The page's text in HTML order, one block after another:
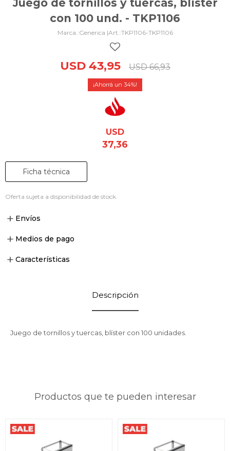
Juego de tornillos y tuercas, blíster
con 100 und. - TKP1106
Generica | TKP1106-TKP1106
USD 43,95 USD 66,93
34
USD
37,36
Ficha técnica
Oferta sujeta a disponibilidad de stock.
Envíos
Medios de pago
Características
Descripción
Juego de tornillos y tuercas, blíster con 100 unidades.
Productos que te pueden interesar